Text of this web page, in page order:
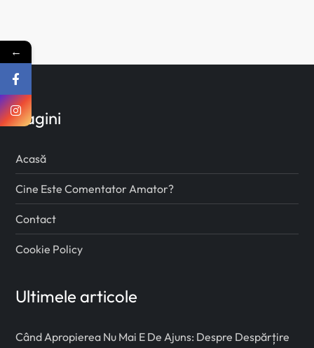
Pagini
Acasă
Cine Este Comentator Amator?
Contact
Cookie Policy
Ultimele articole
Când Apropierea Nu Mai E De Ajuns: Despre Despărțire
←